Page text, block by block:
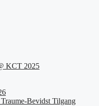
KCT 2025
Bevidst Tilgang